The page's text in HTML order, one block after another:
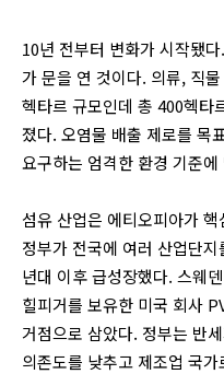
10년 전부터 변화가 시작됐
가 문을 연 것이다. 의류, 직
헥타르 규모인데 총 400헥타
졌다. 오염물 배출 제로를 목
요구하는 엄격한 환경 기준에
섬유 산업은 에티오피아가
정부가 전국에 여러 산업단
년대 이후 급성장했다. 스웨
힐피거를 보유한 미국 회사
거점으로 삼았다. 정부는 반
의존도를 낮추고 제조업 국